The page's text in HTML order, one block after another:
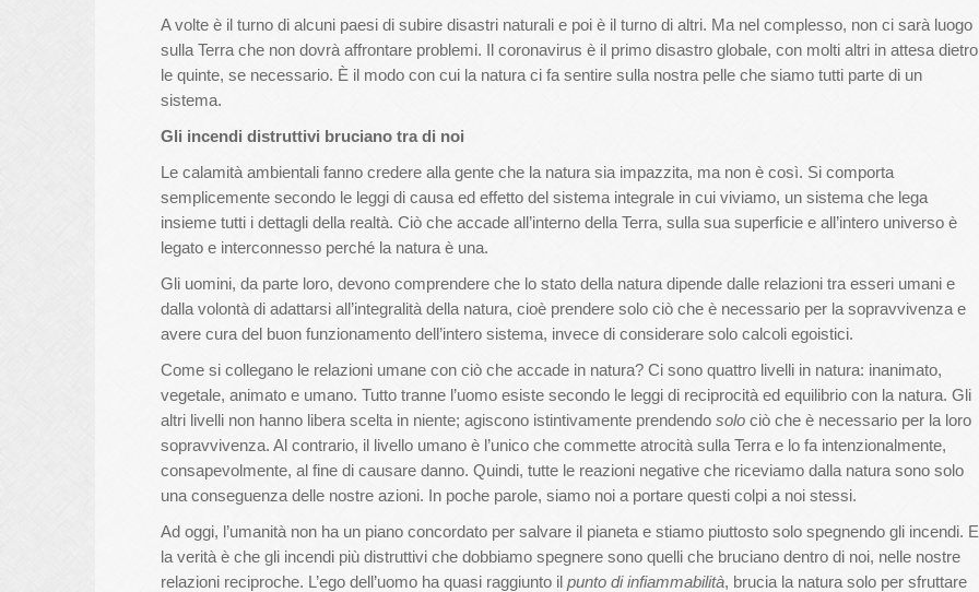
A volte è il turno di alcuni paesi di subire disastri naturali e poi è il turno di altri. Ma nel complesso, non ci sarà luogo
sulla Terra che non dovrà affrontare problemi. Il coronavirus è il primo disastro globale, con molti altri in attesa dietro
le quinte, se necessario. È il modo con cui la natura ci fa sentire sulla nostra pelle che siamo tutti parte di un
sistema.
Gli incendi distruttivi bruciano tra di noi
Le calamità ambientali fanno credere alla gente che la natura sia impazzita, ma non è così. Si comporta
semplicemente secondo le leggi di causa ed effetto del sistema integrale in cui viviamo, un sistema che lega
insieme tutti i dettagli della realtà. Ciò che accade all’interno della Terra, sulla sua superficie e all’intero universo è
legato e interconnesso perché la natura è una.
Gli uomini, da parte loro, devono comprendere che lo stato della natura dipende dalle relazioni tra esseri umani e
dalla volontà di adattarsi all’integralità della natura, cioè prendere solo ciò che è necessario per la sopravvivenza e
avere cura del buon funzionamento dell’intero sistema, invece di considerare solo calcoli egoistici.
Come si collegano le relazioni umane con ciò che accade in natura? Ci sono quattro livelli in natura: inanimato,
vegetale, animato e umano. Tutto tranne l’uomo esiste secondo le leggi di reciprocità ed equilibrio con la natura. Gli
altri livelli non hanno libera scelta in niente; agiscono istintivamente prendendo solo ciò che è necessario per la loro
sopravvivenza. Al contrario, il livello umano è l’unico che commette atrocità sulla Terra e lo fa intenzionalmente,
consapevolmente, al fine di causare danno. Quindi, tutte le reazioni negative che riceviamo dalla natura sono solo
una conseguenza delle nostre azioni. In poche parole, siamo noi a portare questi colpi a noi stessi.
Ad oggi, l’umanità non ha un piano concordato per salvare il pianeta e stiamo piuttosto solo spegnendo gli incendi. E
la verità è che gli incendi più distruttivi che dobbiamo spegnere sono quelli che bruciano dentro di noi, nelle nostre
relazioni reciproche. L’ego dell’uomo ha quasi raggiunto il punto di infiammabilità, brucia la natura solo per sfruttare